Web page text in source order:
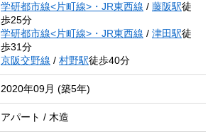
学研都市線<片町線>・JR東西線 / 藤阪駅徒
歩25分
学研都市線<片町線>・JR東西線 / 津田駅徒
歩31分
京阪交野線 / 村野駅徒歩40分
2020年09月 (築5年)
アパート / 木造